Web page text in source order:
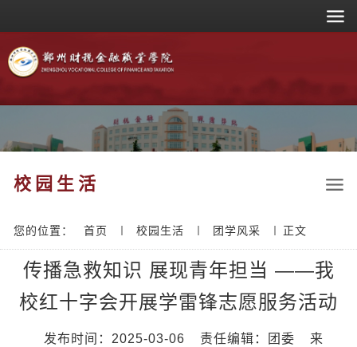
校园生活
您的位置： 首页 校园生活 团学风采 正文
传播急救知识 展现青年担当 ——我
校红十字会开展学雷锋志愿服务活动
发布时间：2025-03-06 责任编辑：团委
来